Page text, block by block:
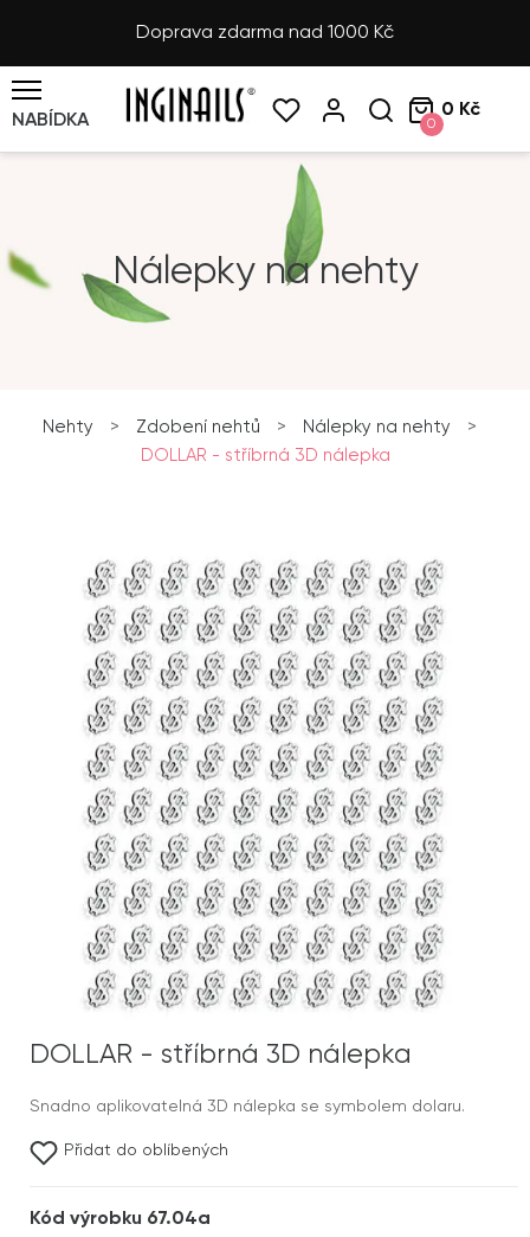
Doprava zdarma nad 1000 Kč
NABÍDKA 0
0 Kč
Nálepky na nehty
Nehty > Zdobení nehtů > Nálepky na nehty
>
DOLLAR - stříbrná 3D nálepka
DOLLAR - stříbrná 3D nálepka
Snadno aplikovatelná 3D nálepka se symbolem dolaru.
Přidat do oblíbených
Kód výrobku 67.04a